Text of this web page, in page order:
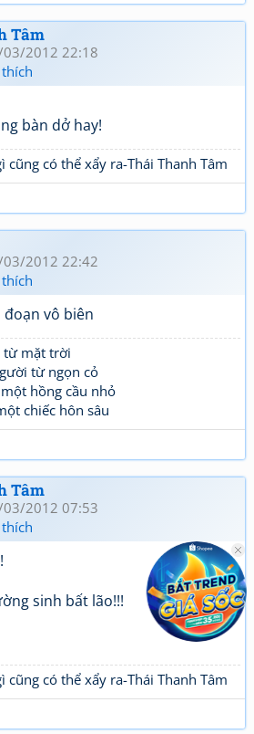
Tâm
03/2012 22:18
bàn dở hay!
cũng có thể xẩy ra-Thái Thanh Tâm
03/2012 22:42
đoạn vô biên
từ mặt trời
từ ngọn cỏ
hồng cầu nhỏ
chiếc hôn sâu
Tâm
03/2012 07:53
sinh bất lão!!!
cũng có thể xẩy ra-Thái Thanh Tâm